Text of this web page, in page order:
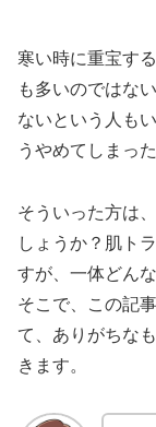
寒い時に重宝す
も多いのではな
ないという人も
うやめてしまっ
そういった方は
しょうか？肌ト
すが、一体どん
そこで、この記
て、ありがちな
きます。